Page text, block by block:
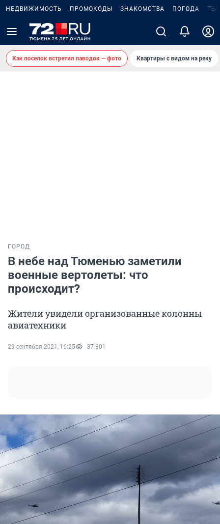
НЕДВИЖИМОСТЬ ПРОМОКОДЫ ЗНАКОМСТВА ПОГОДА
Как поселок встретил паводок — фото Квартиры с видом на реку
ГОРОД
В небе над Тюменью заметили
военные вертолеты: что
происходит?
Жители увидели организованные колонны
авиатехники
29 сентября 2021, 16:25 37 801